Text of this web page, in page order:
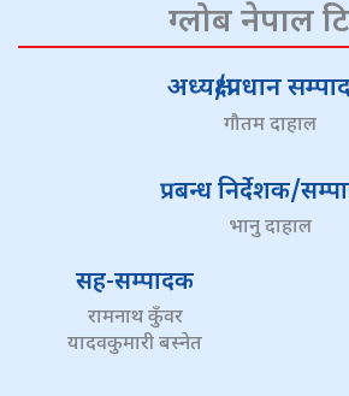
ग्लोब नेपाल
अध्यक्ष/प्रधान
गौतम दाहाल
प्रबन्ध निर्देशक/
भानु दाहाल
सह-सम्पादक
रामनाथ कुँवर
यादवकुमारी बस्नेत